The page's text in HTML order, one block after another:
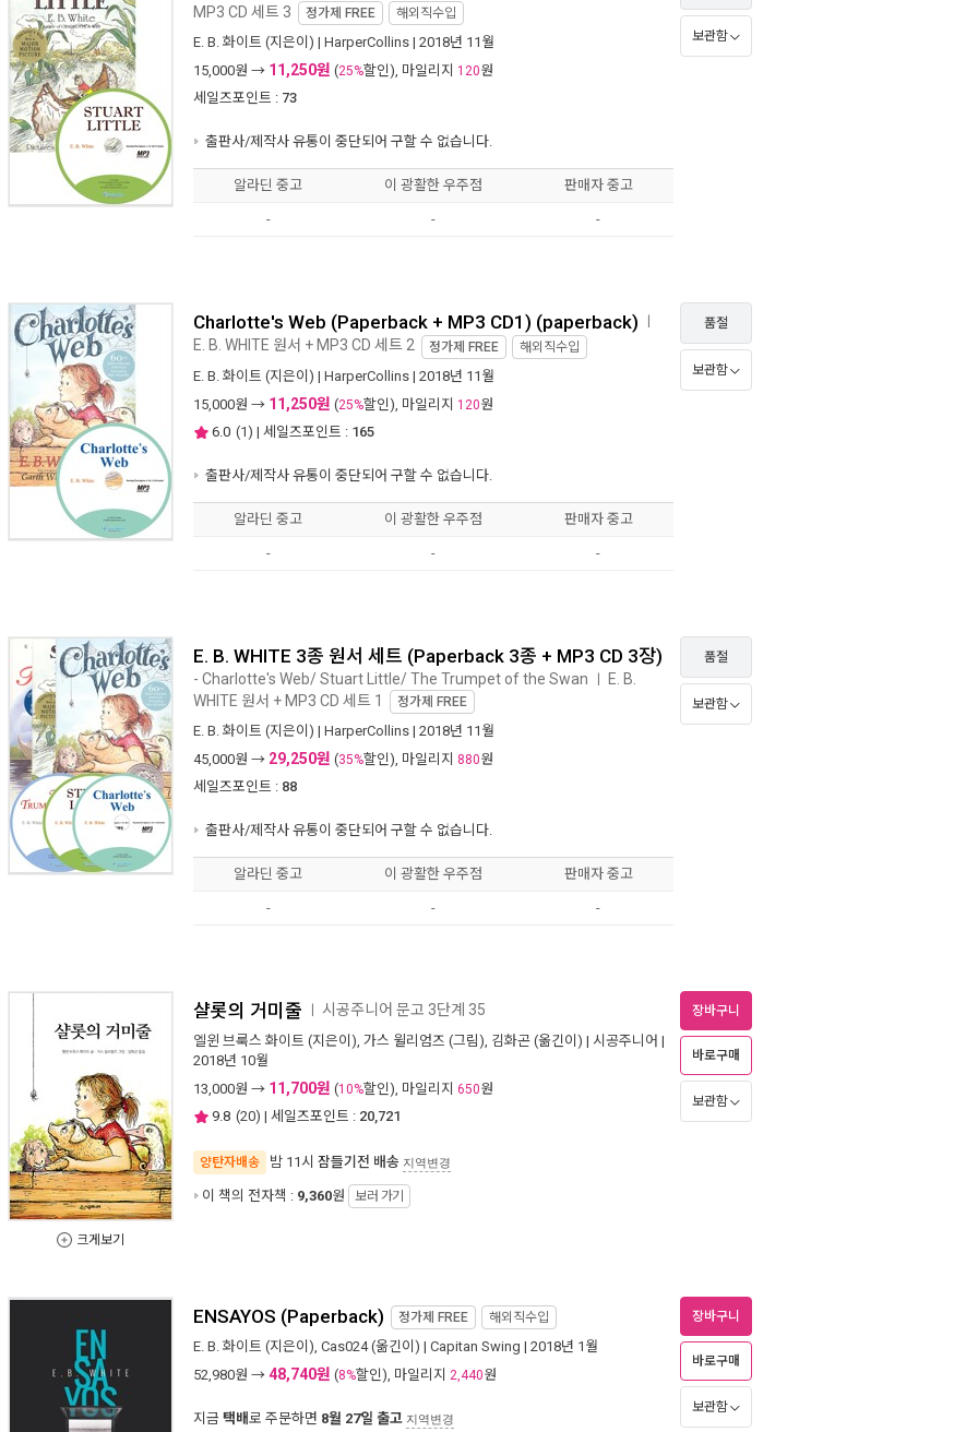
MP3 CD 세트 3 정가제 FREE 해외직수입
E. B. 화이트 (지은이) | HarperCollins | 2018년 11월
15,000원 → 11,250원 (25%할인), 마일리지 120원
세일즈포인트 : 73
출판사/제작사 유통이 중단되어 구할 수 없습니다.
보관함
알라딘 중고 이 광활한 우주점 판매자 중고
- - -
Charlotte's Web (Paperback + MP3 CD1) (paperback)
E. B. WHITE 원서 + MP3 CD 세트 2 정가제 FREE 해외직수입
E. B. 화이트 (지은이) | HarperCollins | 2018년 11월
15,000원 → 11,250원 (25%할인), 마일리지 120원
6.0 (1) | 세일즈포인트 : 165
출판사/제작사 유통이 중단되어 구할 수 없습니다.
품절
보관함
알라딘 중고 이 광활한 우주점 판매자 중고
- - -
E. B. WHITE 3종 원서 세트 (Paperback 3종 + MP3 CD 3장)
- Charlotte's Web/ Stuart Little/ The Trumpet of the Swan E. B.
WHITE 원서 + MP3 CD 세트 1 정가제 FREE
E. B. 화이트 (지은이) | HarperCollins | 2018년 11월
45,000원 → 29,250원 (35%할인), 마일리지 880원
세일즈포인트 : 88
출판사/제작사 유통이 중단되어 구할 수 없습니다.
품절
보관함
알라딘 중고 이 광활한 우주점 판매자 중고
- - -
크게보기
샬롯의 거미줄 시공주니어 문고 3단계 35
엘윈 브룩스 화이트 (지은이), 가스 윌리엄즈 (그림), 김화곤 (옮긴이) | 시공주니어 |
2018년 10월
13,000원 → 11,700원 (10%할인), 마일리지 650원
9.8 (20) | 세일즈포인트 : 20,721
양탄자배송 밤 11시 잠들기전 배송 지역변경
이 책의 전자책 : 9,360원 보러 가기
장바구니
바로구매
보관함
ENSAYOS (Paperback) 정가제 FREE 해외직수입
E. B. 화이트 (지은이), Cas024(옮긴이) | Capitan Swing | 2018년 1월
52,980원 → 48,740원 (8%할인), 마일리지 2,440원
지금 택배로 주문하면 8월 27일 출고 지역변경
장바구니
바로구매
보관함